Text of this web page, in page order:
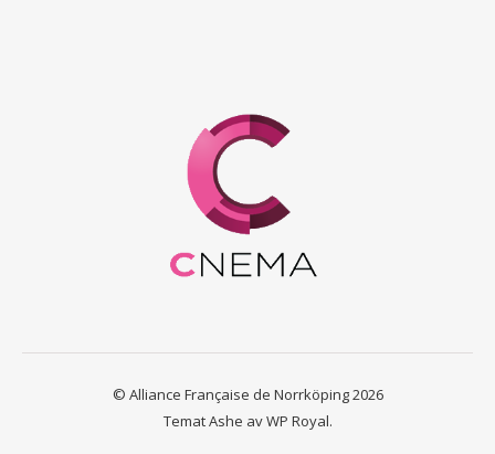
© Alliance Française de Norrköping 2026
Temat Ashe avWP Royal.